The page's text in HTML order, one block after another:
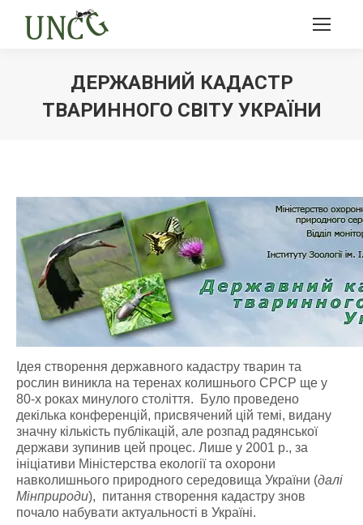
ДЕРЖАВНИЙ КАДАСТР
ТВАРИННОГО СВІТУ УКРАЇНИ
Ідея створення державного кадастру тварин та
рослин виникла на теренах колишнього СРСР ще у
80-х роках минулого століття. Було проведено
декілька конференцій, присвячений цій темі, видану
значну кількість публікацій, але розпад радянської
держави зупинив цей процес. Лише у 2001 р., за
ініціативи Міністерства екології та охорони
навколишнього природного середовища України (далі
Мінприроди), питання створення кадастру знов
почало набувати актуальності в Україні.